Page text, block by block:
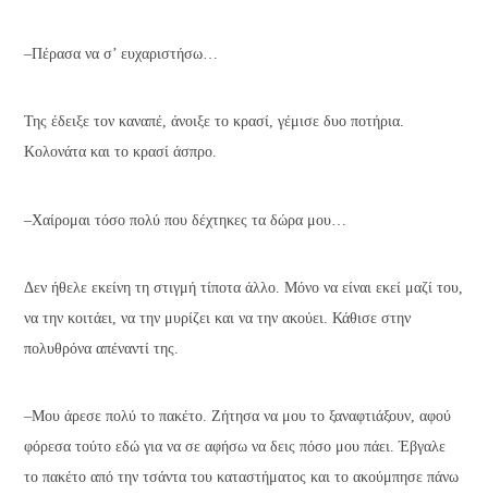
–Πέρασα να σ’ ευχαριστήσω…
Της έδειξε τον καναπέ, άνοιξε το κρασί, γέμισε δυο ποτήρια.
Κολονάτα και το κρασί άσπρο.
–Χαίρομαι τόσο πολύ που δέχτηκες τα δώρα μου…
Δεν ήθελε εκείνη τη στιγμή τίποτα άλλο. Μόνο να είναι εκεί μαζί του,
να την κοιτάει, να την μυρίζει και να την ακούει. Κάθισε στην
πολυθρόνα απέναντί της.
–Μου άρεσε πολύ το πακέτο. Ζήτησα να μου το ξαναφτιάξουν, αφού
φόρεσα τούτο εδώ για να σε αφήσω να δεις πόσο μου πάει. Έβγαλε
το πακέτο από την τσάντα του καταστήματος και το ακούμπησε πάνω